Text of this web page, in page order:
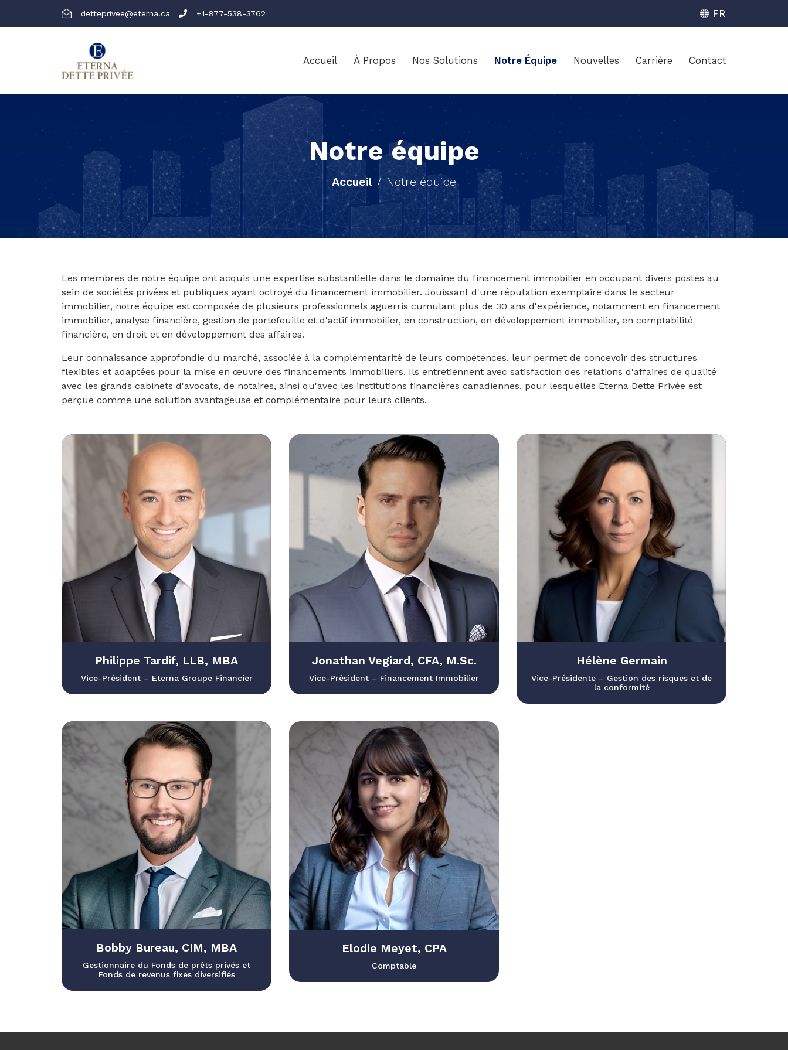
detteprivee@eterna.ca +1-877-538-3762
Accueil À Propos Nos Solutions Notre Équipe Nouvelles Carrière Contact
Notre équipe
Accueil Notre équipe
Les membres de notre équipe ont acquis une expertise substantielle dans le domaine du financement immobilier en occupant divers postes au
sein de sociétés privées et publiques ayant octroyé du financement immobilier. Jouissant d'une réputation exemplaire dans le secteur
immobilier, notre équipe est composée de plusieurs professionnels aguerris cumulant plus de 30 ans d'expérience, notamment en financement
immobilier, analyse financière, gestion de portefeuille et d'actif immobilier, en construction, en développement immobilier, en comptabilité
financière, en droit et en développement des affaires.
Leur connaissance approfondie du marché, associée à la complémentarité de leurs compétences, leur permet de concevoir des structures
flexibles et adaptées pour la mise en œuvre des financements immobiliers. Ils entretiennent avec satisfaction des relations d'affaires de qualité
avec les grands cabinets d'avocats, de notaires, ainsi qu'avec les institutions financières canadiennes, pour lesquelles Eterna Dette Privée est
perçue comme une solution avantageuse et complémentaire pour leurs clients.
Philippe Tardif, LLB, MBA
Vice-Président – Eterna Groupe Financier
Jonathan Vegiard, CFA, M.Sc.
Vice-Président – Financement Immobilier
Hélène Germain
Vice-Présidente – Gestion des risques et de
la conformité
Bobby Bureau, CIM, MBA
Gestionnaire du Fonds de prêts privés et
Fonds de revenus fixes diversifiés
Elodie Meyet, CPA
Comptable